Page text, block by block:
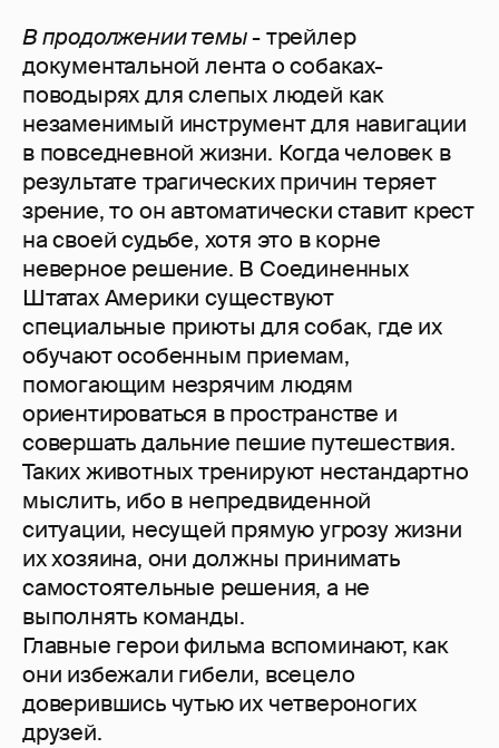
В продолжении темы- трейлер
документальной лента о собаках-
поводырях для слепых людей как
незаменимый инструмент для навигации
в повседневной жизни. Когда человек в
результате трагических причин теряет
зрение, то он автоматически ставит крест
на своей судьбе, хотя это в корне
неверное решение. В Соединенных
Штатах Америки существуют
специальные приюты для собак, где их
обучают особенным приемам,
помогающим незрячим людям
ориентироваться в пространстве и
совершать дальние пешие путешествия.
Таких животных тренируют нестандартно
мыслить, ибо в непредвиденной
ситуации, несущей прямую угрозу жизни
их хозяина, они должны принимать
самостоятельные решения, а не
выполнять команды.
Главные герои фильма вспоминают, как
они избежали гибели, всецело
доверившись чутью их четвероногих
друзей.